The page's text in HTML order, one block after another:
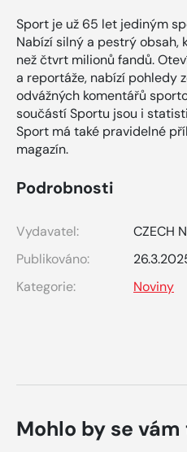
Sport je už 65 let jediným
Nabízí silný a pestrý
než čtvrt milionů fandů.
a reportáže, nabízí pohledy
odvážných komentářů
součástí Sportu jsou i
Sport má také pravidelné
magazín.
Podrobnosti
Vydavatel:
CZECH
Publikováno:
Kategorie:
Noviny
Mohlo by se